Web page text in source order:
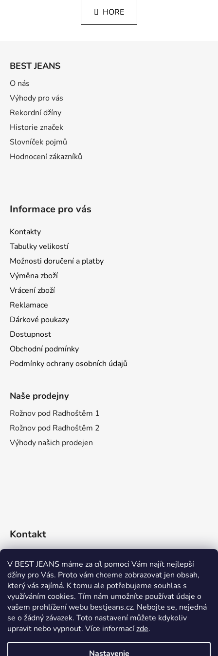
V BEST JEANS máme za cíl pomoci Vám najít nejlepší
džíny pro Vás. Proto vám chceme zobrazovat jen obsah,
který vás zajímá. K tomu ale potřebujeme souhlas s
využíváním cookies. Tím nám umožníte používat údaje o
vašem prohlížení webu bestjeans.cz. Nebojte se, nejedná
se o žádný závazek. Toto nastavení můžete kdykoliv
upravit nebo vypnout. Více informacízde.
Nastavenie
l
á
d
k
HORE
BEST JEANS
O nás
Výhody pro vás
Rekordní džíny
Historie značek
Slovníček pojmů
Hodnocení zákazníků
Informace pro vás
Kontakty
Tabulky velikostí
Možnosti doručení a platby
Výměna zboží
Vrácení zboží
Reklamace
Dárkové poukazy
Dostupnost
Obchodní podmínky
Podmínky ochrany osobních údajů
Naše prodejny
Rožnov pod Radhoštěm 1
Rožnov pod Radhoštěm 2
Výhody našich prodejen
Kontakt
eshop@bestjeans.cz
+420 771 200 468
+420 771 200 468